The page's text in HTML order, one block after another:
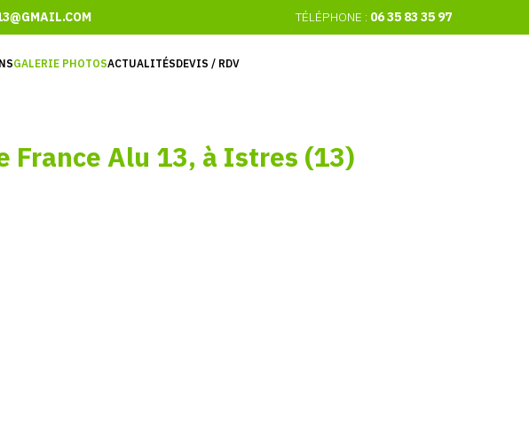
TÉLÉPHONE : 06 35 83 35 97
GALERIE PHOTOSACTUALITÉSDEVIS / RDV
France Alu 13, à Istres (13)